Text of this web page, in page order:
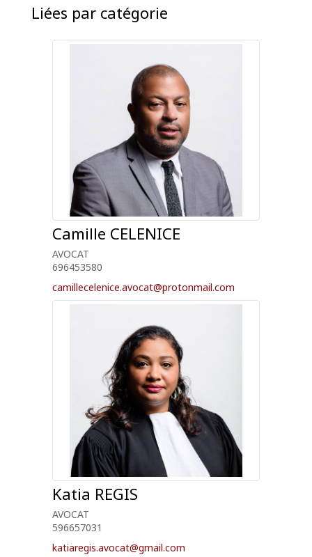
Liées par catégorie
Camille CELENICE
AVOCAT
696453580
camillecelenice.avocat@protonmail.com
Katia REGIS
AVOCAT
596657031
katiaregis.avocat@gmail.com